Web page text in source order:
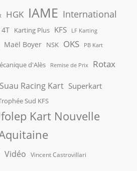
HGK IAME International
Karting Plus KFS LF Karting
Maël Boyer NSK OKS PB Kart
d'Alès Remise de Prix Rotax
Suau Racing Kart Superkart
Sud KFS
Kart Nouvelle
Vidéo Vincent Castrovillari